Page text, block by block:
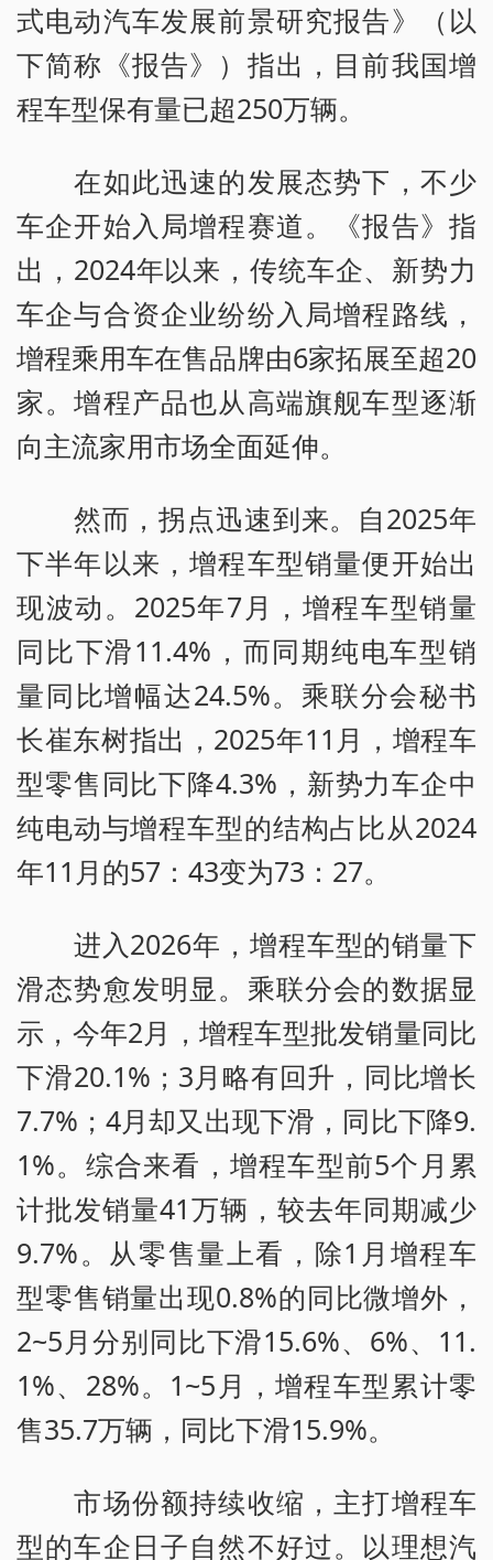
式电动汽车发展前景研究报告》（以
下简称《报告》）指出，目前我国增
程车型保有量已超250万辆。
在如此迅速的发展态势下，不少
车企开始入局增程赛道。《报告》指
出，2024年以来，传统车企、新势力
车企与合资企业纷纷入局增程路线，
增程乘用车在售品牌由6家拓展至超20
家。增程产品也从高端旗舰车型逐渐
向主流家用市场全面延伸。
然而，拐点迅速到来。自2025年
下半年以来，增程车型销量便开始出
现波动。2025年7月，增程车型销量
同比下滑11.4%，而同期纯电车型销
量同比增幅达24.5%。乘联分会秘书
长崔东树指出，2025年11月，增程车
型零售同比下降4.3%，新势力车企中
纯电动与增程车型的结构占比从2024
年11月的57：43变为73：27。
进入2026年，增程车型的销量下
滑态势愈发明显。乘联分会的数据显
示，今年2月，增程车型批发销量同比
下滑20.1%；3月略有回升，同比增长
7.7%；4月却又出现下滑，同比下降9.
1%。综合来看，增程车型前5个月累
计批发销量41万辆，较去年同期减少
9.7%。从零售量上看，除1月增程车
型零售销量出现0.8%的同比微增外，
2~5月分别同比下滑15.6%、6%、11.
1%、28%。1~5月，增程车型累计零
售35.7万辆，同比下滑15.9%。
市场份额持续收缩，主打增程车
型的车企日子自然不好过。以理想汽